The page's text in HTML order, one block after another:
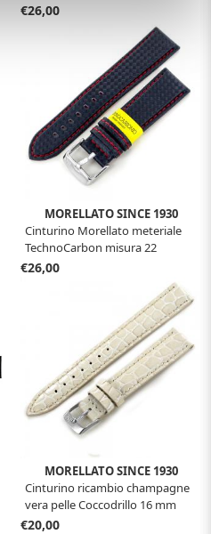
€26,00
MORELLATO SINCE 1930
Cinturino Morellato meteriale
TechnoCarbon misura 22
€26,00
MORELLATO SINCE 1930
Cinturino ricambio champagne
vera pelle Coccodrillo 16 mm
€20,00